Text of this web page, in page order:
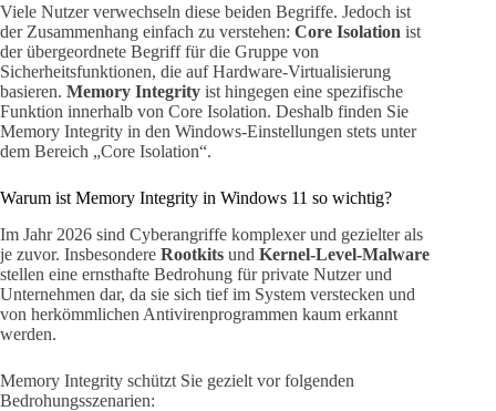
Viele Nutzer verwechseln diese beiden Begriffe. Jedoch ist
der Zusammenhang einfach zu verstehen: Core Isolation ist
der übergeordnete Begriff für die Gruppe von
Sicherheitsfunktionen, die auf Hardware-Virtualisierung
basieren. Memory Integrity ist hingegen eine spezifische
Funktion innerhalb von Core Isolation. Deshalb finden Sie
Memory Integrity in den Windows-Einstellungen stets unter
dem Bereich „Core Isolation“.
Warum ist Memory Integrity in Windows 11 so wichtig?
Im Jahr 2026 sind Cyberangriffe komplexer und gezielter als
je zuvor. Insbesondere Rootkits und Kernel-Level-Malware
stellen eine ernsthafte Bedrohung für private Nutzer und
Unternehmen dar, da sie sich tief im System verstecken und
von herkömmlichen Antivirenprogrammen kaum erkannt
werden.
Memory Integrity schützt Sie gezielt vor folgenden
Bedrohungsszenarien: